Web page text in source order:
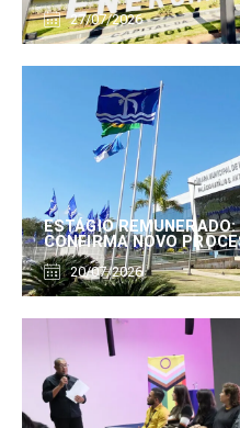
27/07/2026
ESTÁGIO
CONFIRMA NOVO
20/07/2026